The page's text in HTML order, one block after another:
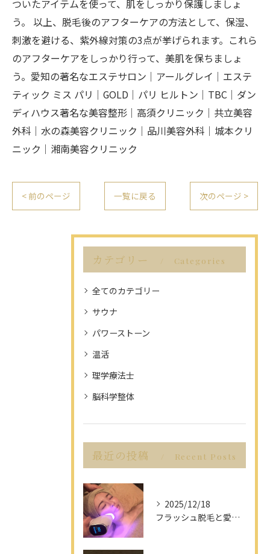
ついたアイテムを使って、肌をしっかり保護しましょ
う。 以上、脱毛後のアフターケアの方法として、保湿、
刺激を避ける、紫外線対策の3点が挙げられます。これら
のアフターケアをしっかり行って、美肌を保ちましょ
う。愛知の著名なエステサロン｜アールグレイ｜エステ
ティック ミス パリ｜GOLD｜パリ ヒルトン｜TBC｜ダン
ディハウス著名な美容整形｜高須クリニック｜共立美容
外科｜水の森美容クリニック｜品川美容外科｜城本クリ
ニック｜湘南美容クリニック
< 前のページ 一覧に戻る 次のページ >
カテゴリー Categories
全てのカテゴリー
サウナ
パワーストーン
温活
理学療法士
脳科学整体
最近の投稿 Recent Posts
2025/12/18
フラッシュ脱毛と愛知県名古屋市の最新脱毛事情で理想の美肌を目指す方法